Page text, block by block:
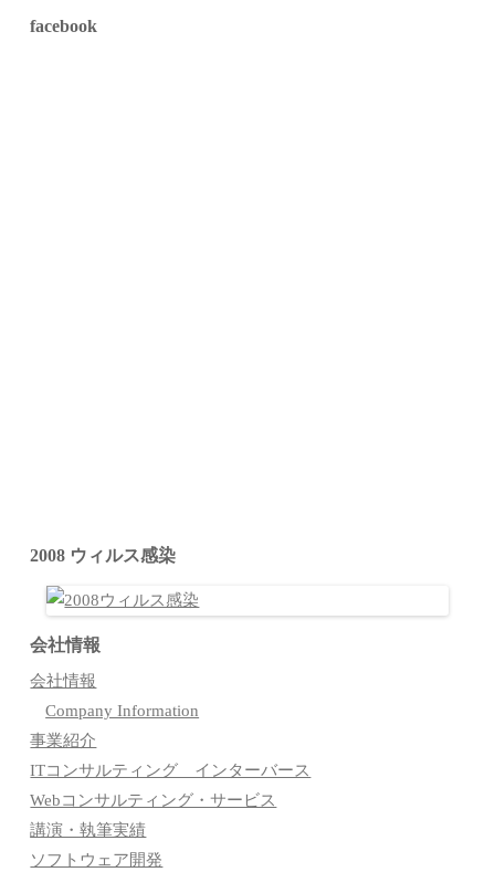
facebook
2008 ウィルス感染
会社情報
会社情報
Company Information
事業紹介
ITコンサルティング インターバース
Webコンサルティング・サービス
講演・執筆実績
ソフトウェア開発